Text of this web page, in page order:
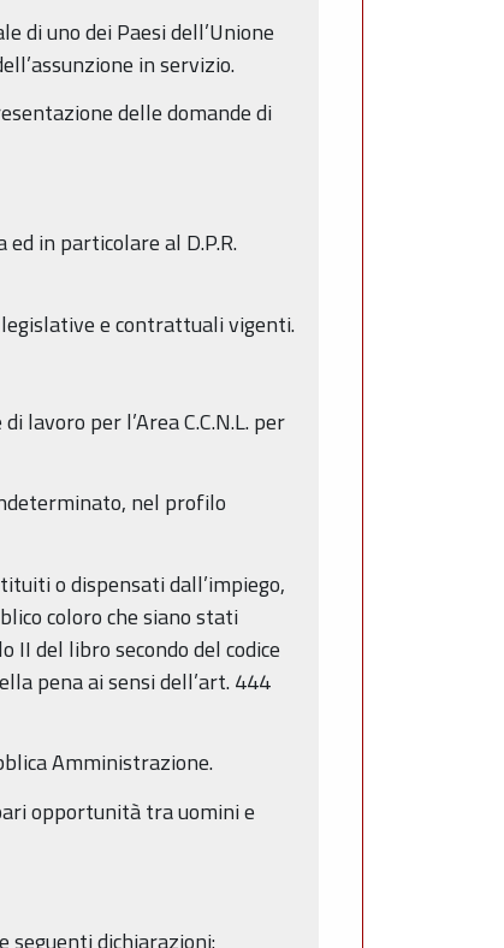
di uno dei Paesi dell’Unione
in servizio.
delle domande di
in particolare al D.P.R.
e contrattuali vigenti.
per l’Area C.C.N.L. per
nel profilo
o dispensati dall’impiego,
coloro che siano stati
II del libro secondo del codice
pena ai sensi dell’art. 444
Amministrazione.
opportunità tra uomini e
seguenti dichiarazioni: